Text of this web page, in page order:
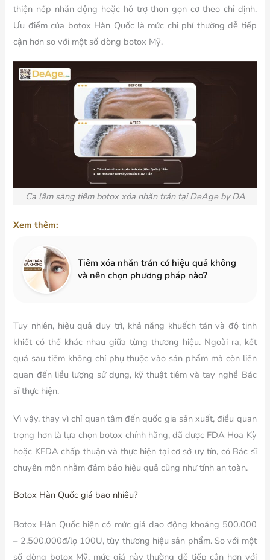
thiện nếp nhăn động hoặc hỗ trợ thon gọn cơ theo chỉ định.
Ưu điểm của botox Hàn Quốc là mức chi phí thường dễ tiếp
cận hơn so với một số dòng botox Mỹ.
Ca lâm sàng tiêm botox xóa nhăn trán tại DeAge by DA
Xem thêm:
Tiêm xóa nhăn trán có hiệu quả không
và nên chọn phương pháp nào?
Tuy nhiên, hiệu quả duy trì, khả năng khuếch tán và độ tinh
khiết có thể khác nhau giữa từng thương hiệu. Ngoài ra, kết
quả sau tiêm không chỉ phụ thuộc vào sản phẩm mà còn liên
quan đến liều lượng sử dụng, kỹ thuật tiêm và tay nghề Bác
sĩ thực hiện.
Vì vậy, thay vì chỉ quan tâm đến quốc gia sản xuất, điều quan
trọng hơn là lựa chọn botox chính hãng, đã được FDA Hoa Kỳ
hoặc KFDA chấp thuận và thực hiện tại cơ sở uy tín, có Bác sĩ
chuyên môn nhằm đảm bảo hiệu quả cũng như tính an toàn.
Botox Hàn Quốc giá bao nhiêu?
Botox Hàn Quốc hiện có mức giá dao động khoảng 500.000
– 2.500.000đ/lọ 100U, tùy thương hiệu sản phẩm. So với một
số dòng botox Mỹ, mức giá này thường dễ tiếp cận hơn với